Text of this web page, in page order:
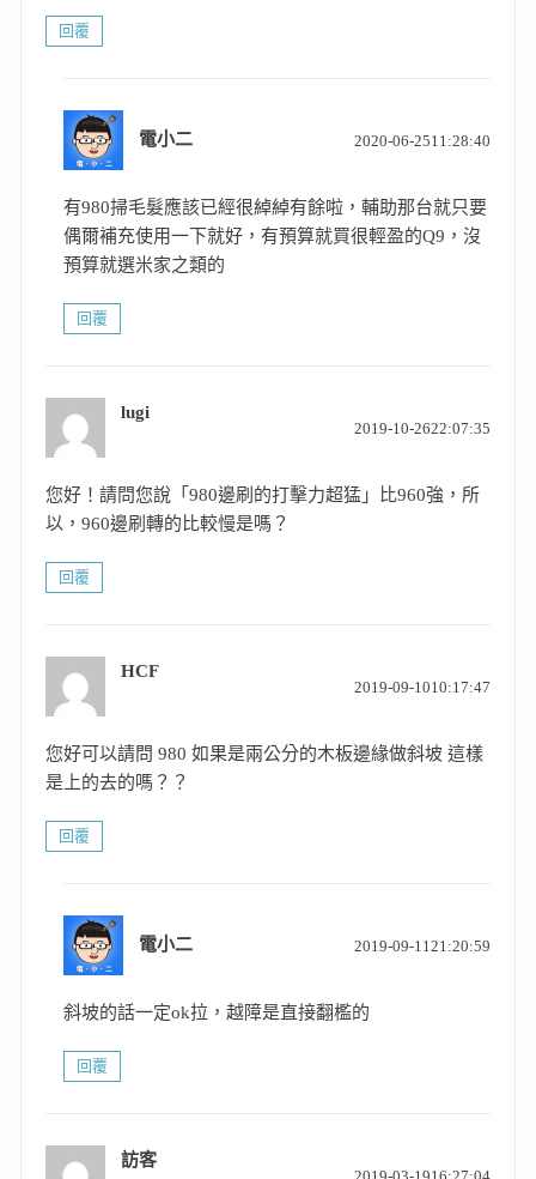
回覆
電小二 2020-06-2511:28:40
有980掃毛髮應該已經很綽綽有餘啦，輔助那台就只要
偶爾補充使用一下就好，有預算就買很輕盈的Q9，沒
預算就選米家之類的
回覆
lugi
2019-10-2622:07:35
您好！請問您說「980邊刷的打擊力超猛」比960強，所
以，960邊刷轉的比較慢是嗎？
回覆
HCF
2019-09-1010:17:47
您好可以請問 980 如果是兩公分的木板邊緣做斜坡 這樣
是上的去的嗎？？
回覆
電小二 2019-09-1121:20:59
斜坡的話一定ok拉，越障是直接翻檻的
回覆
訪客